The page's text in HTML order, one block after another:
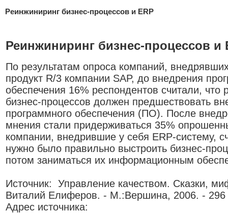
Реинжиниринг бизнес-процессов и ERP
Реинжиниринг бизнес-процессов и
По результатам опроса компаний,
продукт R/3 компании SAP, до внедрения
обеспечения 16% респондентов считали, что
бизнес-процессов должен предшествовать
программного обеспечения (ПО). После
мнения стали придерживаться 35%
компании, внедрившие у себя ERP-систему,
нужно было правильно выстроить бизнес-
потом заниматься их информационным
Источник: Управление качеством. Сказки,
Виталий Елиферов. - М.:Вершина, 2006. - 296
Адрес источника: